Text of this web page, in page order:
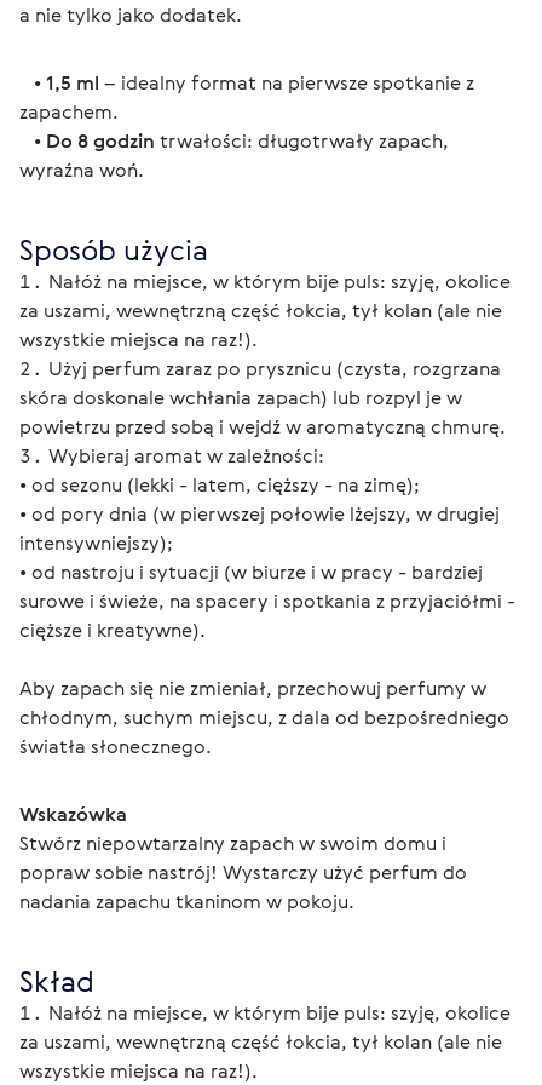
a nie tylko jako dodatek.
• 1,5 ml – idealny format na pierwsze spotkanie z
zapachem.
• Do 8 godzin trwałości: długotrwały zapach,
wyraźna woń.
Sposób użycia
Nałóż na miejsce, w którym bije puls: szyję, okolice
za uszami, wewnętrzną część łokcia, tył kolan (ale nie
wszystkie miejsca na raz!).
Użyj perfum zaraz po prysznicu (czysta, rozgrzana
skóra doskonale wchłania zapach) lub rozpyl je w
powietrzu przed sobą i wejdź w aromatyczną chmurę.
Wybieraj aromat w zależności:
• od sezonu (lekki - latem, cięższy - na zimę);
• od pory dnia (w pierwszej połowie lżejszy, w drugiej
intensywniejszy);
• od nastroju i sytuacji (w biurze i w pracy - bardziej
surowe i świeże, na spacery i spotkania z przyjaciółmi -
cięższe i kreatywne).
Aby zapach się nie zmieniał, przechowuj perfumy w
chłodnym, suchym miejscu, z dala od bezpośredniego
światła słonecznego.
Wskazówka
Stwórz niepowtarzalny zapach w swoim domu i
popraw sobie nastrój! Wystarczy użyć perfum do
nadania zapachu tkaninom w pokoju.
Skład
Nałóż na miejsce, w którym bije puls: szyję, okolice
za uszami, wewnętrzną część łokcia, tył kolan (ale nie
wszystkie miejsca na raz!).